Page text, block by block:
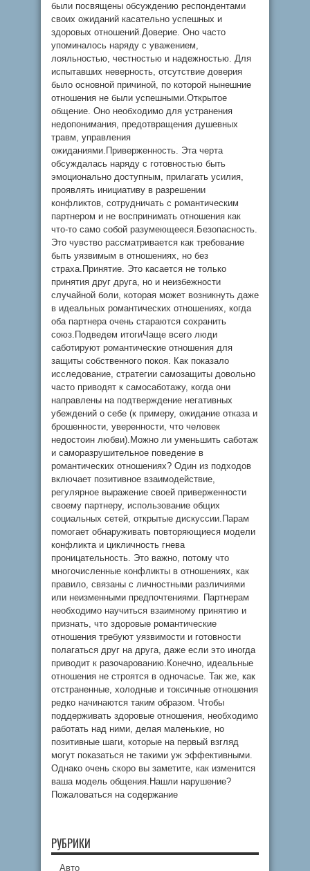
были посвящены обсуждению респондентами
своих ожиданий касательно успешных и
здоровых отношений.Доверие. Оно часто
упоминалось наряду с уважением,
лояльностью, честностью и надежностью. Для
испытавших неверность, отсутствие доверия
было основной причиной, по которой нынешние
отношения не были успешными.Открытое
общение. Оно необходимо для устранения
недопонимания, предотвращения душевных
травм, управления
ожиданиями.Приверженность. Эта черта
обсуждалась наряду с готовностью быть
эмоционально доступным, прилагать усилия,
проявлять инициативу в разрешении
конфликтов, сотрудничать с романтическим
партнером и не воспринимать отношения как
что-то само собой разумеющееся.Безопасность.
Это чувство рассматривается как требование
быть уязвимым в отношениях, но без
страха.Принятие. Это касается не только
принятия друг друга, но и неизбежности
случайной боли, которая может возникнуть даже
в идеальных романтических отношениях, когда
оба партнера очень стараются сохранить
союз.Подведем итогиЧаще всего люди
саботируют романтические отношения для
защиты собственного покоя. Как показало
исследование, стратегии самозащиты довольно
часто приводят к самосаботажу, когда они
направлены на подтверждение негативных
убеждений о себе (к примеру, ожидание отказа и
брошенности, уверенности, что человек
недостоин любви).Можно ли уменьшить саботаж
и саморазрушительное поведение в
романтических отношениях? Один из подходов
включает позитивное взаимодействие,
регулярное выражение своей приверженности
своему партнеру, использование общих
социальных сетей, открытые дискуссии.Парам
помогает обнаруживать повторяющиеся модели
конфликта и цикличность гнева
проницательность. Это важно, потому что
многочисленные конфликты в отношениях, как
правило, связаны с личностными различиями
или неизменными предпочтениями. Партнерам
необходимо научиться взаимному принятию и
признать, что здоровые романтические
отношения требуют уязвимости и готовности
полагаться друг на друга, даже если это иногда
приводит к разочарованию.Конечно, идеальные
отношения не строятся в одночасье. Так же, как
отстраненные, холодные и токсичные отношения
редко начинаются таким образом. Чтобы
поддерживать здоровые отношения, необходимо
работать над ними, делая маленькие, но
позитивные шаги, которые на первый взгляд
могут показаться не такими уж эффективными.
Однако очень скоро вы заметите, как изменится
ваша модель общения.Нашли нарушение?
Пожаловаться на содержание
РУБРИКИ
Авто